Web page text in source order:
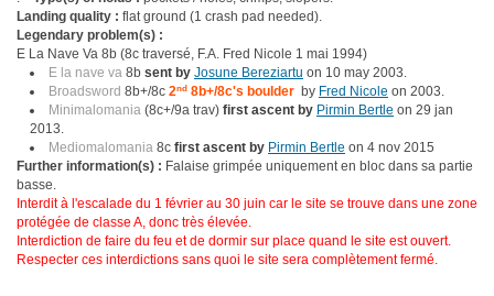
Landing quality : flat ground (1 crash pad needed).
Legendary problem(s) :
E La Nave Va 8b (8c traversé, F.A. Fred Nicole 1 mai 1994)
E la nave va 8b sent by Josune Bereziartu on 10 may 2003.
Broadsword 8b+/8c 2nd 8b+/8c's boulder by Fred Nicole on 2003.
Minimalomania (8c+/9a trav) first ascent by Pirmin Bertle on 29 jan
2013.
Mediomalomania 8c first ascent by Pirmin Bertle on 4 nov 2015
Further information(s) : Falaise grimpée uniquement en bloc dans sa partie
basse.
Interdit à l'escalade du 1 février au 30 juin car le site se trouve dans une zone
protégée de classe A, donc très élevée.
Interdiction de faire du feu et de dormir sur place quand le site est ouvert.
Respecter ces interdictions sans quoi le site sera complètement fermé.